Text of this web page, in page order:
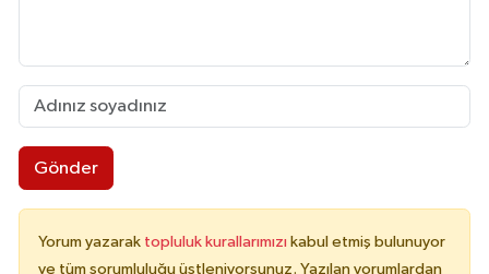
Gönder
Yorum yazarak topluluk kurallarımızı kabul etmiş bulunuyor
ve tüm sorumluluğu üstleniyorsunuz. Yazılan yorumlardan